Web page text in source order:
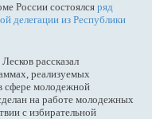
России состоялся ряд
делегации из Республики
рассказал
реализуемых
сфере молодежной
на работе молодежных
с избирательной